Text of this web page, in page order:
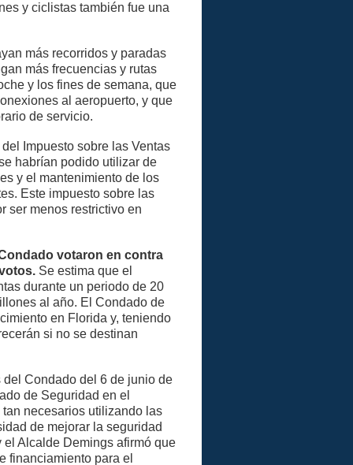
y ciclistas también fue una
más recorridos y paradas
más frecuencias y rutas
y los fines de semana, que
al aeropuerto, y que
de servicio.
Impuesto sobre las Ventas
habrían podido utilizar de
y el mantenimiento de los
Este impuesto sobre las
ser menos restrictivo en
votaron en contra
Se estima que el
durante un periodo de 20
al año. El Condado de
en Florida y, teniendo
si no se destinan
Condado del 6 de junio de
de Seguridad en el
necesarios utilizando las
de mejorar la seguridad
Alcalde Demings afirmó que
financiamiento para el